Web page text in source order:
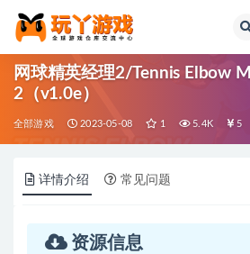
网球精英经理2/Tennis Elbow
2（v1.0e）
全部游戏 2023-05-08 1 5.4K 5
详情介绍 常见问题
资源信息